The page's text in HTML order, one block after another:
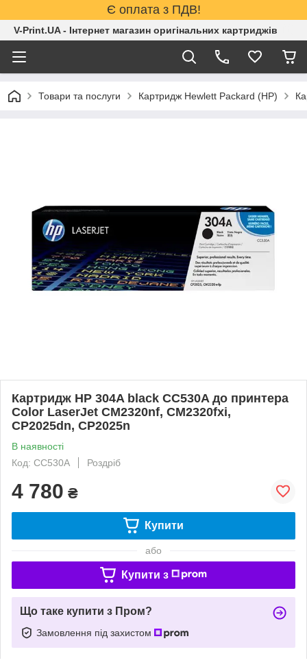
Є оплата з ПДВ!
V-Print.UA - Інтернет магазин оригінальних картриджів
Товари та послуги Картридж Hewlett Packard (HP)
Картридж HP 304A black CC530A до принтера
Color LaserJet CM2320nf, CM2320fxi,
CP2025dn, CP2025n
В наявності
Код: CC530A
Роздріб
4 780 ₴
Купити
або
Купити з
Що таке купити з Пром?
Замовлення під захистом